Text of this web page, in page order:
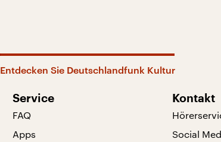
Entdecken Sie Deutschlandfunk Kultur
Service
FAQ
Apps
Kontakt
Social